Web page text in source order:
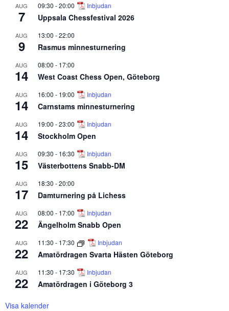
AUG
7
09:30 -20:00 Inbjudan
Uppsala Chessfestival 2026
AUG
9
13:00 -22:00
Rasmus minnesturnering
AUG
14
08:00 - 17:00
West Coast Chess Open, Göteborg
AUG
14
16:00 - 19:00 Inbjudan
Carnstams minnesturnering
AUG
14
19:00 -23:00 Inbjudan
Stockholm Open
AUG
15
09:30 - 16:30 Inbjudan
Västerbottens Snabb-DM
AUG
17
18:30 -20:00
Damturnering på Lichess
AUG
22
08:00 - 17:00 Inbjudan
Ängelholm Snabb Open
AUG
22
11:30 - 17:30 Inbjudan
Amatördragen Svarta Hästen Göteborg
AUG
22
11:30 - 17:30 Inbjudan
Amatördragen i Göteborg 3
Visa kalender